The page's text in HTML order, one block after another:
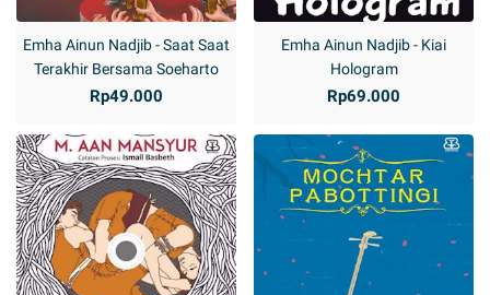
Emha Ainun Nadjib - Saat Saat
Terakhir Bersama Soeharto
Rp49.000
Emha Ainun Nadjib - Kiai
Hologram
Rp69.000